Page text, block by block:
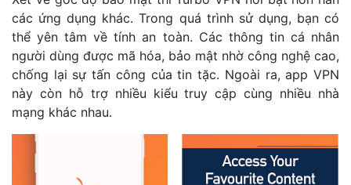
các ứng dụng khác. Trong quá trình sử dụng, bạn có
thể yên tâm về tính an toàn. Các thông tin cá nhân
người dùng được mã hóa, bảo mật nhờ công nghệ cao,
chống lại sự tấn công của tin tặc. Ngoài ra, app VPN
này còn hỗ trợ nhiều kiểu truy cập cùng nhiều nhà
mạng khác nhau.